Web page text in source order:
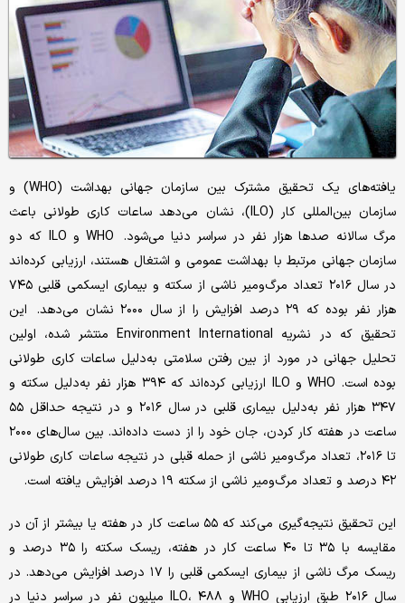
یافته‌های یک تحقیق مشترک بین سازمان جهانی بهداشت (WHO) و
سازمان بین‌المللی کار (ILO)، نشان می‌دهد ساعات کاری طولانی باعث
مرگ سالانه صدها هزار نفر در سراسر دنیا می‌شود. WHO و ILO که دو
سازمان جهانی مرتبط با بهداشت عمومی و اشتغال هستند، ارزیابی کرده‌اند
در سال ۲۰۱۶ تعداد مرگ‌ومیر ناشی از سکته و بیماری ایسکمی قلبی ۷۴۵
هزار نفر بوده که ۲۹ درصد افزایش را از سال ۲۰۰۰ نشان می‌دهد. این
تحقیق که در نشریه Environment International منتشر شده، اولین
تحلیل جهانی در مورد از بین رفتن سلامتی به‌دلیل ساعات کاری طولانی
بوده است. WHO و ILO ارزیابی کرده‌اند که ۳۹۴ هزار نفر به‌دلیل سکته و
۳۴۷ هزار نفر به‌دلیل بیماری قلبی در سال ۲۰۱۶ و در نتیجه حداقل ۵۵
ساعت در هفته کار کردن، جان خود را از دست داده‌اند. بین سال‌های ۲۰۰۰
تا ۲۰۱۶، تعداد مرگ‌ومیر ناشی از حمله قبلی در نتیجه ساعات کاری طولانی
۴۲ درصد و تعداد مرگ‌ومیر ناشی از سکته ۱۹ درصد افزایش یافته است.
این تحقیق نتیجه‌گیری می‌کند که ۵۵ ساعت کار در هفته یا بیشتر از آن در
مقایسه با ۳۵ تا ۴۰ ساعت کار در هفته، ریسک سکته را ۳۵ درصد و
ریسک مرگ ناشی از بیماری ایسکمی قلبی را ۱۷ درصد افزایش می‌دهد. در
سال ۲۰۱۶ طبق ارزیابی WHO و ILO، ۴۸۸ میلیون نفر در سراسر دنیا در